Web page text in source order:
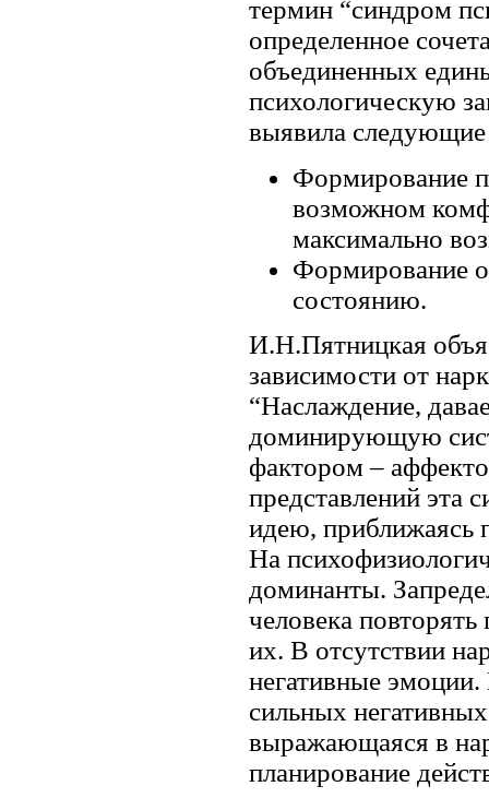
термин “синдром
определенное
объединенных
психологическую
выявила
Формирование
возможном
максимально
Формирование
состоянию.
И.Н.Пятницкая
зависимости от
“Наслаждение,
доминирующую
фактором –
представлений эта
идею, приближаясь
На
доминанты.
человека
их. В отсутствии
негативные
сильных
выражающаяся в
планирование